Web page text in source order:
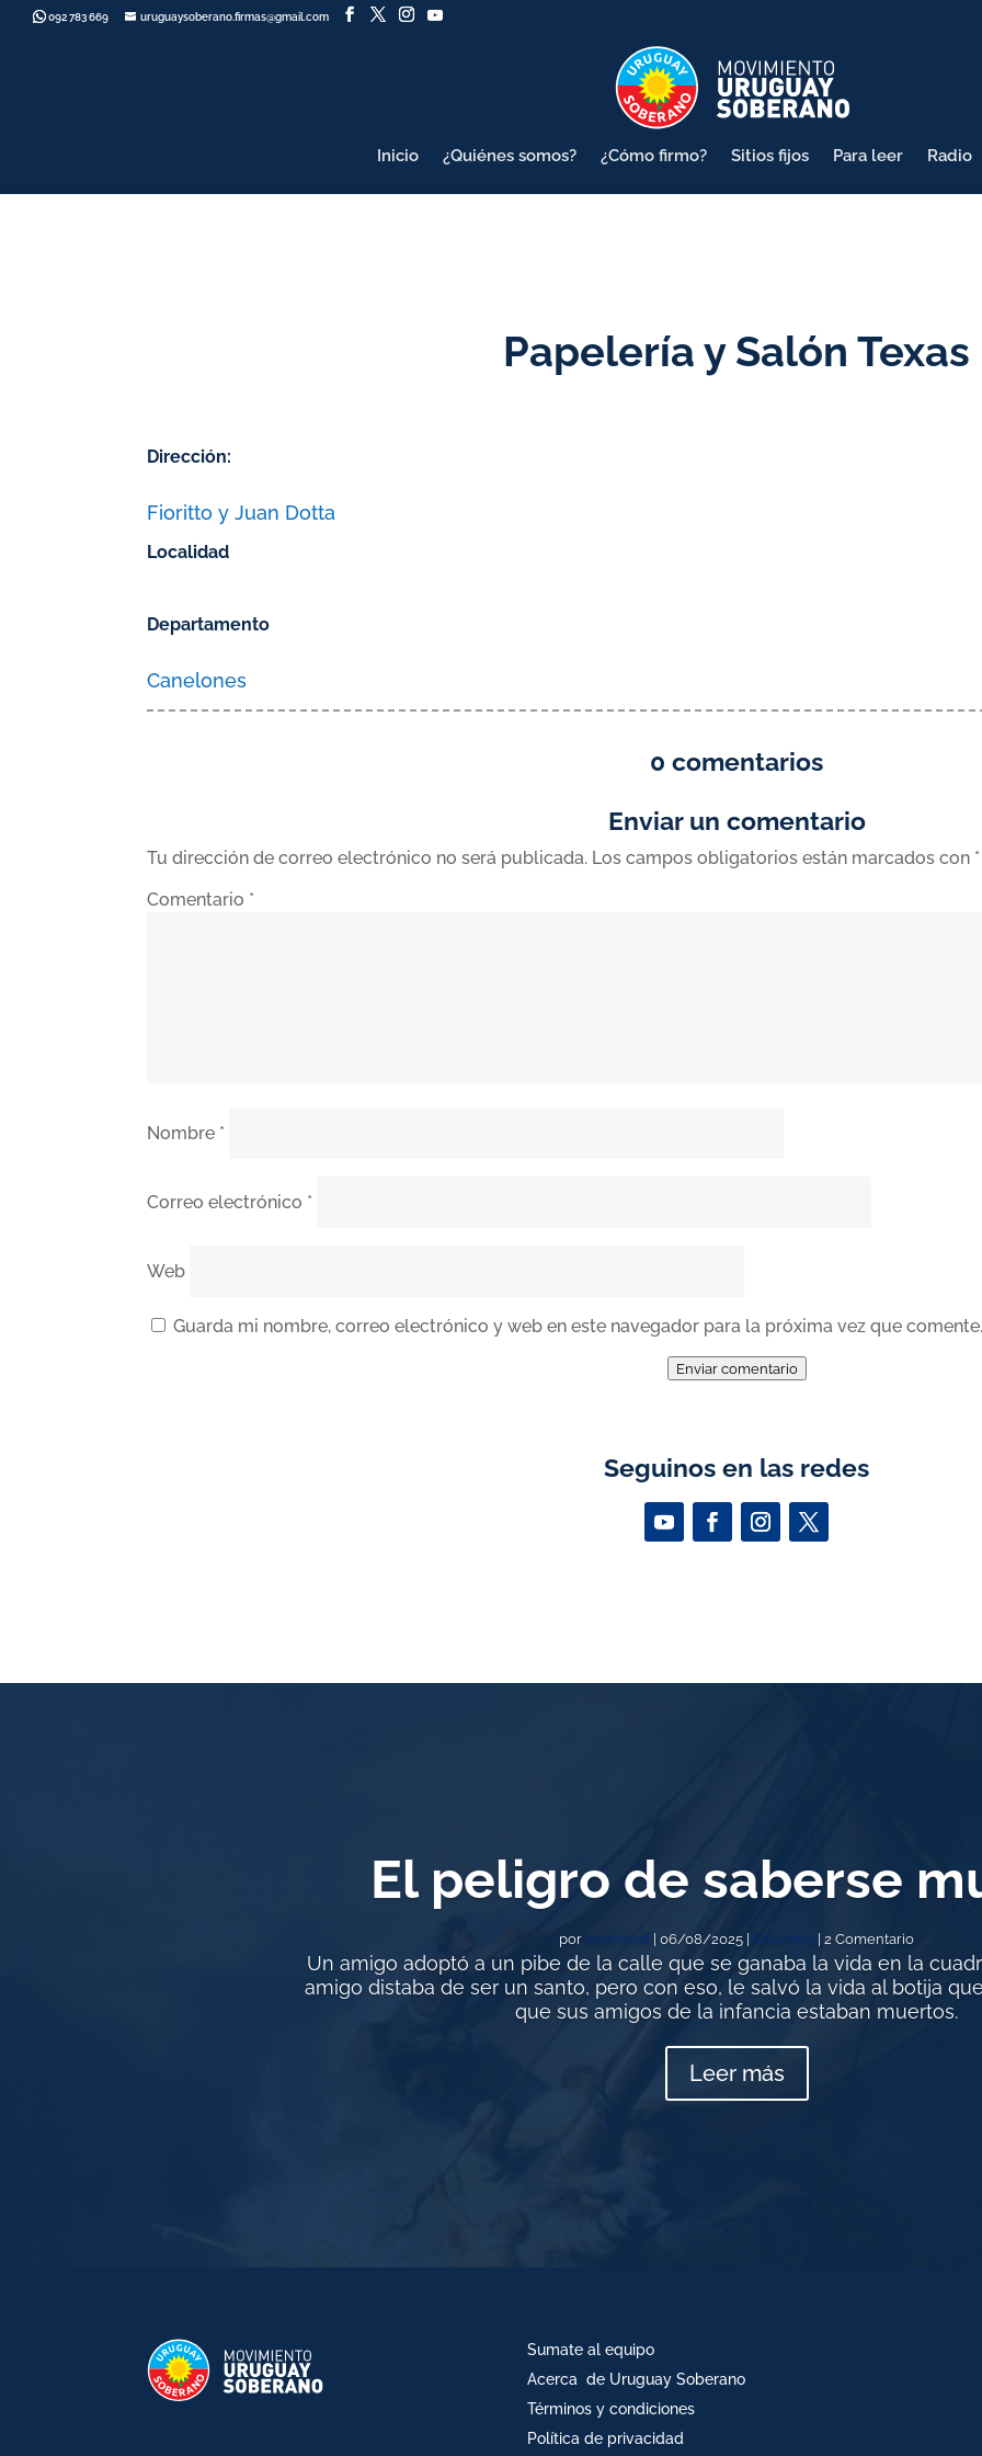
092 783 669 uruguaysoberano.firmas@gmail.com
Inicio ¿Quiénes somos? ¿Cómo firmo? Sitios fijos Para leer Radio
Papelería y Salón Texas
Dirección:
Fioritto y Juan Dotta
Localidad
Departamento
Canelones
0 comentarios
Enviar un comentario
Tu dirección de correo electrónico no será publicada. Los campos obligatorios están marcados con *
Comentario *
Nombre *
Correo electrónico *
Web
Guarda mi nombre, correo electrónico y web en este navegador para la próxima vez que
Enviar comentario
Seguinos en las redes
El peligro de saberse
por isadmindf| 06/08/2025 Columna | 2 Comentario
Un amigo adoptó a un pibe de la calle que se ganaba la vida en la
amigo distaba de ser un santo, pero con eso, le salvó la vida al botija
que sus amigos de la infancia estaban muertos.
Leer más
Sumate al equipo
Acerca de Uruguay Soberano
Términos y condiciones
Política de privacidad